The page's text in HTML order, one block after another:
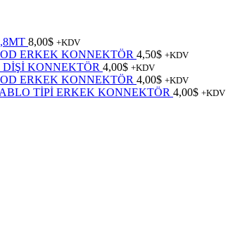
8,00$ +KDV
ERKEK KONNEKTÖR 4,50$ +KDV
DİŞİ KONNEKTÖR 4,00$ +KDV
ERKEK KONNEKTÖR 4,00$ +KDV
TİPİ ERKEK KONNEKTÖR 4,00$ +KDV